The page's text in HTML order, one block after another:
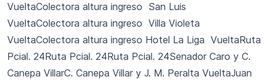
VueltaColectora altura ingreso San Luis
VueltaColectora altura ingreso Villa Violeta
VueltaColectora altura ingreso Hotel La Liga VueltaRuta
Pcial. 24Ruta Pcial. 24Ruta Pcial. 24Senador Caro y C.
Canepa VillarC. Canepa Villar y J. M. Peralta VueltaJuan